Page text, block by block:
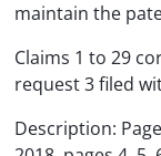
maintain the
Claims 1 to 29
request 3 filed
Description: